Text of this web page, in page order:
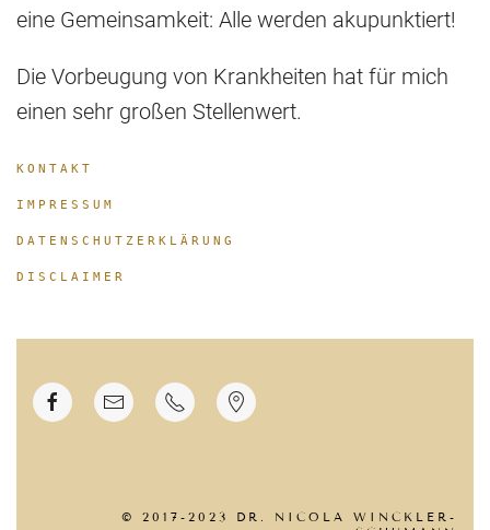
eine Gemeinsamkeit: Alle werden akupunktiert!
Die Vorbeugung von Krankheiten hat für mich
einen sehr großen Stellenwert.
KONTAKT
IMPRESSUM
DATENSCHUTZERKLÄRUNG
DISCLAIMER
© 2017-2023 DR. NICOLA WINCKLER-